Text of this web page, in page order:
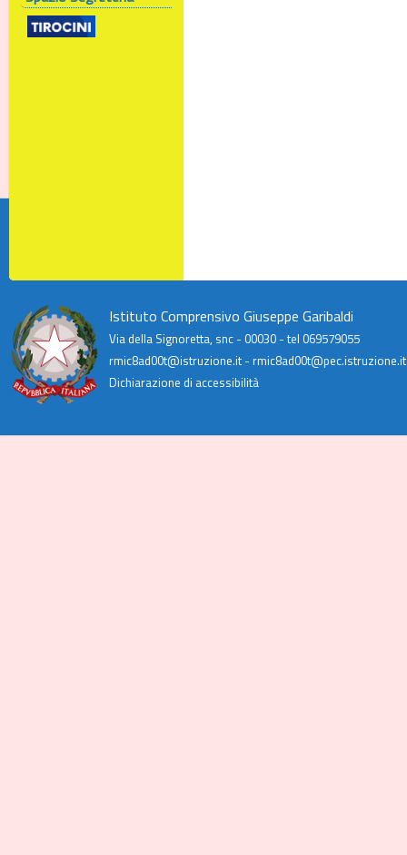
Istituto Comprensivo Giuseppe Garibaldi
Via della Signoretta, snc - 00030 - tel 069579055
rmic8ad00t@istruzione.it - rmic8ad00t@pec.istruzione.it
Dichiarazione di accessibilità